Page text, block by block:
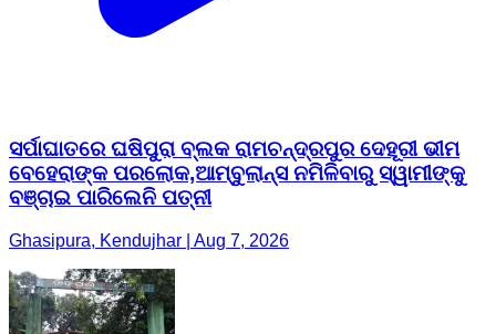
ସର୍ପାଘାତରେ ଘଷିପୁରା ବ୍ଲକ ରାମଚନ୍ଦ୍ରପୁର ଦେହୂରୀ ଭୀମ
ବେହେରାଙ୍କ ପରଲୋକ,ଆମ୍ବୁଲାନ୍ସ ନମିଳିବାରୁ ସ୍ୱାମୀଙ୍କୁ
ବଞ୍ଚାଇ ପାରିଲେନି ପତ୍ନୀ
Ghasipura, Kendujhar | Aug 7, 2026